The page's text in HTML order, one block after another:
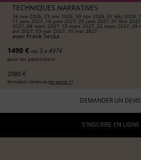
TECHNIQUES NARRATIVES
16 nov 2026, 23 nov 2026, 30 nov 2026, 07 déc 2026,
11 janv 2027, 18 janv 2027, 25 janv 2027, 01 févr
2027, 08 mars 2027, 15 mars 2027, 22 mars 2027, 29
avr 2027, 03 mai 2027, 10 mai 2027
avec Frank Secka
1490 € ou 3 x 497€
pour les particuliers
2980 €
formation continue (en savoir +)
DEMANDER UN DEVIS
S'INSCRIRE EN LIGNE